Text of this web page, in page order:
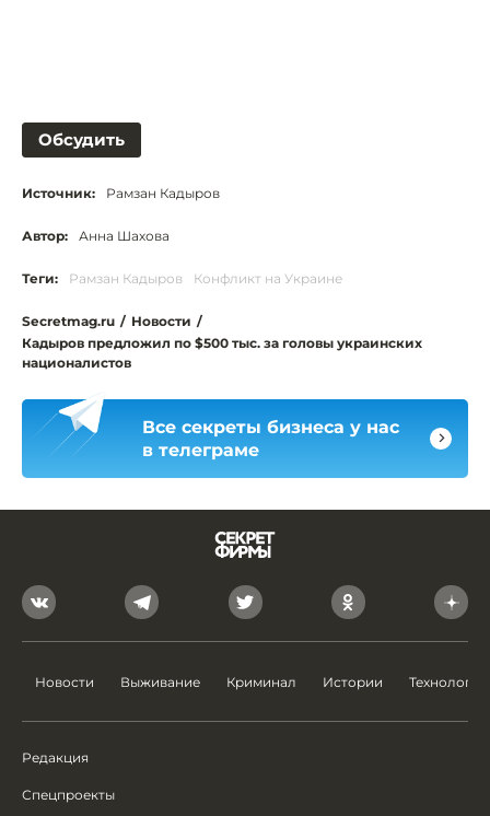
Обсудить
Источник: Рамзан Кадыров
Автор: Анна Шахова
Теги: Рамзан Кадыров Конфликт на Украине
Secretmag.ru / Новости /
Кадыров предложил по $500 тыс. за головы украинских
националистов
Все секреты бизнеса у нас
в телеграме
Новости Выживание Криминал Истории Технологии
Редакция
Спецпроекты